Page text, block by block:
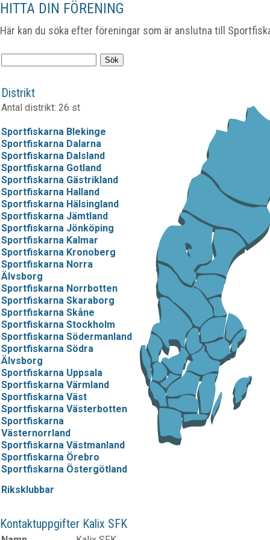
HITTA DIN FÖRENING
Här kan du söka efter föreningar som är anslutna till
Distrikt
Antal distrikt: 26 st
Sportfiskarna Blekinge
Sportfiskarna Dalarna
Sportfiskarna Dalsland
Sportfiskarna Gotland
Sportfiskarna Gästrikland
Sportfiskarna Halland
Sportfiskarna Hälsingland
Sportfiskarna Jämtland
Sportfiskarna Jönköping
Sportfiskarna Kalmar
Sportfiskarna Kronoberg
Sportfiskarna Norra
Älvsborg
Sportfiskarna Norrbotten
Sportfiskarna Skaraborg
Sportfiskarna Skåne
Sportfiskarna Stockholm
Sportfiskarna Södermanland
Sportfiskarna Södra
Älvsborg
Sportfiskarna Uppsala
Sportfiskarna Värmland
Sportfiskarna Väst
Sportfiskarna Västerbotten
Sportfiskarna
Västernorrland
Sportfiskarna Västmanland
Sportfiskarna Örebro
Sportfiskarna Östergötland
Riksklubbar
Kontaktuppgifter Kalix SFK